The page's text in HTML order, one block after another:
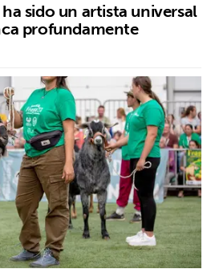
sido un artista universal
profundamente